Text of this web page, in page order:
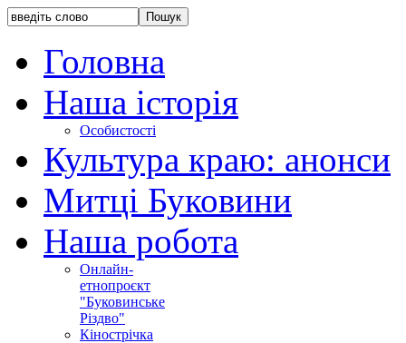
Головна
Наша історія
Особистості
Культура краю: анонси
Митці Буковини
Наша робота
Онлайн-
етнопроєкт
"Буковинське
Різдво"
Кінострічка